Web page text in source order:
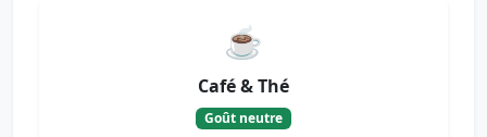
☕
Café & Thé
Goût neutre